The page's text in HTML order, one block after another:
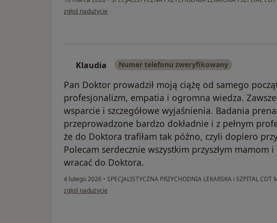
prawidłowości rozwoju narządów i struktur
cech płciowych płodu.
USG w terminie okołoporodowym 36-39 tydzień ciąży -
Obowiązkowo po 40 tygodniu w celu oceny dobrostanu
Dodatkowe techniki wykorzystywane w ultrasonografii
USG 3D/4D - przestrzenne zobrazowanie płodu, które
okresie ciąży, przy czym ruchy płodu, gesty, najlepiej
ciąży. W III trymestrze ciąży obrazowanie daje możliwość
np. mimiki i rysów twarzy.
USG doppler - ocena przepływu krwi w naczyniach
w opinii użytkownika Sandra
zgłoś nadużycie
Klaudia Numer telefonu zweryfikowany
Pan Doktor prowadził moją ciążę od samego
profesjonalizm, empatia i ogromna wiedza.
wsparcie i szczegółowe wyjaśnienia. Badania
przeprowadzone bardzo dokładnie i z pełnym
że do Doktora trafiłam tak późno, czyli dopiero
Polecam serdecznie wszystkim przyszłym mamom
wracać do Doktora.
4 lutego 2026 • SPECJALISTYCZNA PRZYCHODNIA LEKARSKA i SZPITAL CDT
w opinii użytkownika Klaudia
zgłoś nadużycie